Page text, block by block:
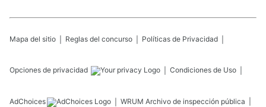
Mapa del sitio Reglas del concurso Políticas de Privacidad
Opciones de privacidad Condiciones de Uso
AdChoices WRUM Archivo de inspección pública